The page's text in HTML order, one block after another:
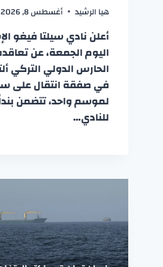
هيا الرشيد أغسطس 8, 2026
أعلن نادي سيلتا فيغو
اليوم الجمعة، عن
الحارس الدولي التركي
في صفقة انتقال على
لموسم واحد، تتضمن
للنادي…